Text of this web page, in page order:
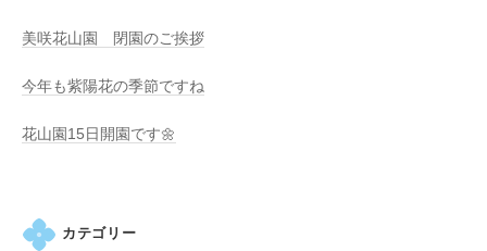
美咲花山園 閉園のご挨拶
今年も紫陽花の季節ですね
花山園15日開園です🌼
カテゴリー